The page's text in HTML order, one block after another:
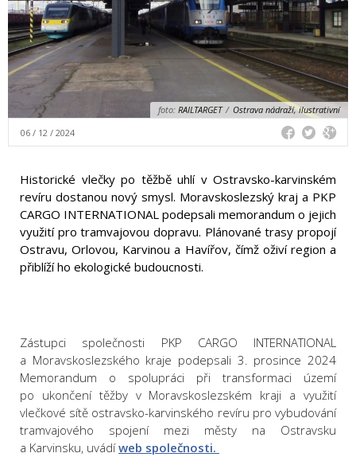
foto: RAILTARGET / Ostrava nádraží, ilustrativní
06 / 12 / 2024
Historické vlečky po těžbě uhlí v Ostravsko-karvinském
revíru dostanou nový smysl. Moravskoslezský kraj a PKP
CARGO INTERNATIONAL podepsali memorandum o jejich
využití pro tramvajovou dopravu. Plánované trasy propojí
Ostravu, Orlovou, Karvinou a Havířov, čímž oživí region a
přiblíží ho ekologické budoucnosti.
Zástupci společnosti PKP CARGO INTERNATIONAL
a Moravskoslezského kraje podepsali 3. prosince 2024
Memorandum o spolupráci při transformaci území
po ukončení těžby v Moravskoslezském kraji a využití
vlečkové sítě ostravsko-karvinského revíru pro vybudování
tramvajového spojení mezi městy na Ostravsku
a Karvinsku, uvádíweb společnosti.